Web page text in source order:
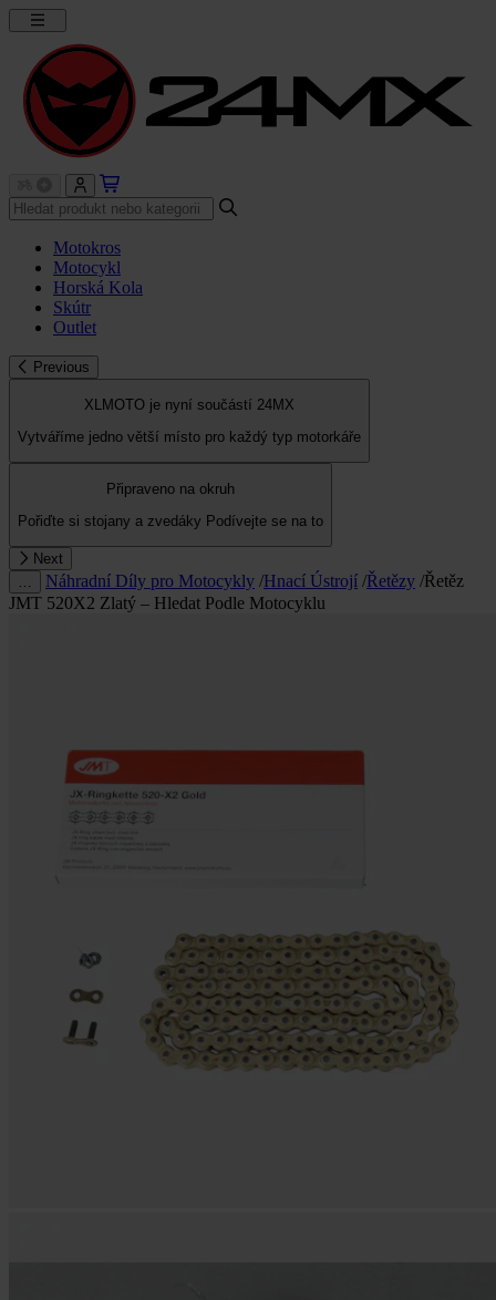
Motokros
Motocykl
Horská Kola
Skútr
Outlet
Previous
XLMOTO je nyní součástí 24MX
Vytváříme jedno větší místo pro každý typ motorkáře
Připraveno na okruh
Pořiďte si stojany a zvedáky Podívejte se na to
Next
Náhradní Díly pro Motocykly /Hnací Ústrojí /Řetězy /Řetěz
JMT 520X2 Zlatý – Hledat Podle Motocyklu